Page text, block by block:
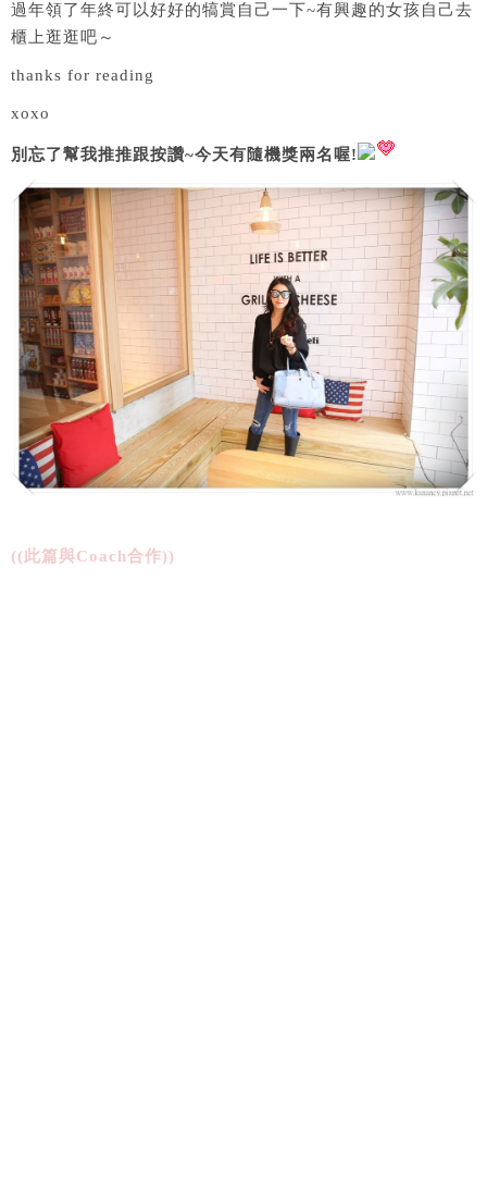
過年領了年終可以好好的犒賞自己一下~有興趣的女孩自己去
櫃上逛逛吧～
thanks for reading
xoxo
別忘了幫我推推跟按讚~今天有隨機獎兩名喔!
((此篇與Coach合作))